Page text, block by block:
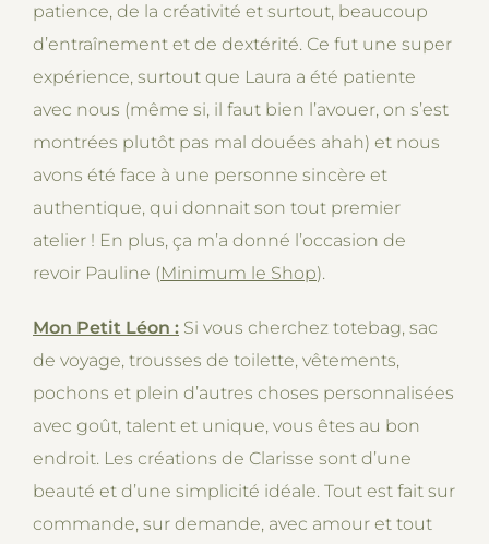
patience, de la créativité et surtout, beaucoup
d’entraînement et de dextérité. Ce fut une super
expérience, surtout que Laura a été patiente
avec nous (même si, il faut bien l’avouer, on s’est
montrées plutôt pas mal douées ahah) et nous
avons été face à une personne sincère et
authentique, qui donnait son tout premier
atelier ! En plus, ça m’a donné l’occasion de
revoir Pauline (Minimum le Shop).
Mon Petit Léon : Si vous cherchez totebag, sac
de voyage, trousses de toilette, vêtements,
pochons et plein d’autres choses personnalisées
avec goût, talent et unique, vous êtes au bon
endroit. Les créations de Clarisse sont d’une
beauté et d’une simplicité idéale. Tout est fait sur
commande, sur demande, avec amour et tout